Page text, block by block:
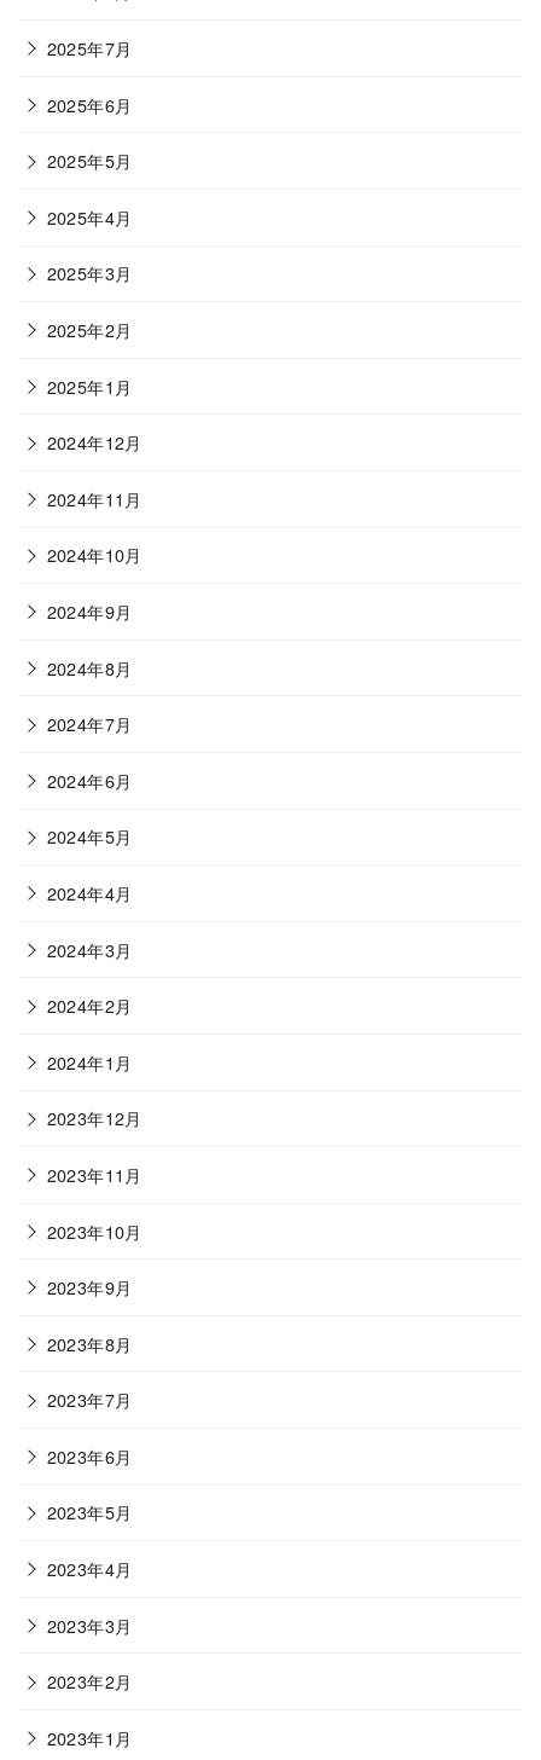
2025年7月
2025年6月
2025年5月
2025年4月
2025年3月
2025年2月
2025年1月
2024年12月
2024年11月
2024年10月
2024年9月
2024年8月
2024年7月
2024年6月
2024年5月
2024年4月
2024年3月
2024年2月
2024年1月
2023年12月
2023年11月
2023年10月
2023年9月
2023年8月
2023年7月
2023年6月
2023年5月
2023年4月
2023年3月
2023年2月
2023年1月